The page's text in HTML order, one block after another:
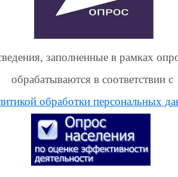
заполненные в рамках
обрабатываются в соответствии с
обработки персональных